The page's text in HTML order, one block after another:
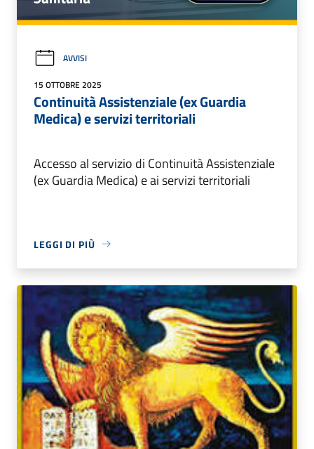
AVVISI
15 OTTOBRE 2025
Continuità Assistenziale (ex Guardia
Medica) e servizi territoriali
Accesso al servizio di Continuità Assistenziale
(ex Guardia Medica) e ai servizi territoriali
LEGGI DI PIÙ